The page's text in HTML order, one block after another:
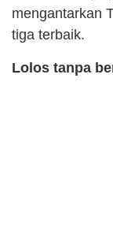
mengantarkan
tiga terbaik.
Lolos tanpa